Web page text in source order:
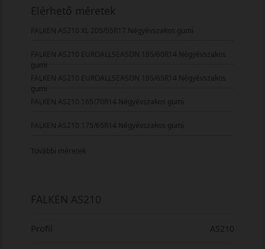
Elérhető méretek
FALKEN AS210 XL 205/55R17 Négyévszakos gumi
FALKEN AS210 EUROALLSEASON 185/60R14 Négyévszakos
gumi
FALKEN AS210 EUROALLSEASON 185/65R14 Négyévszakos
gumi
FALKEN AS210 165/70R14 Négyévszakos gumi
FALKEN AS210 175/65R14 Négyévszakos gumi
További méretek
FALKEN AS210
Profil AS210